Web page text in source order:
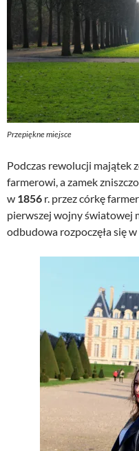
Przepiękne miejsce
Podczas rewolucji majątek
farmerowi, a zamek
w 1856 r. przez córkę
pierwszej wojny światowej
odbudowa rozpoczęła się w